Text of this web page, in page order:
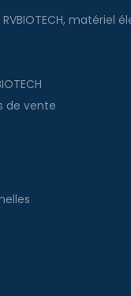
matériel
de vente